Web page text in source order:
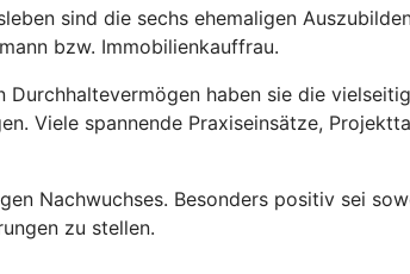
sind die sechs ehemaligen
bzw. Immobilienkauffrau.
haben sie die
Viele spannende Praxiseinsätze,
Nachwuchses. Besonders positiv sei
zu stellen.